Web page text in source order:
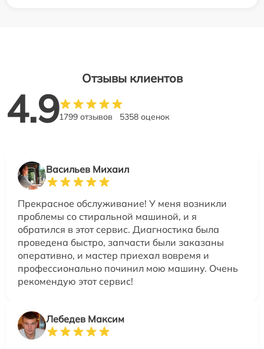
Отзывы клиентов
4.91799 отзывов 5358 оценок
Васильев Михаил
Прекрасное обслуживание! У меня возникли
проблемы со стиральной машиной, и я
обратился в этот сервис. Диагностика была
проведена быстро, запчасти были заказаны
оперативно, и мастер приехал вовремя и
профессионально починил мою машину. Очень
рекомендую этот сервис!
Лебедев Максим